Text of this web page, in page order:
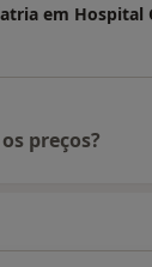
em Hospital
preços?